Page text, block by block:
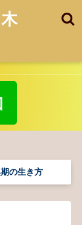
木
の生き方